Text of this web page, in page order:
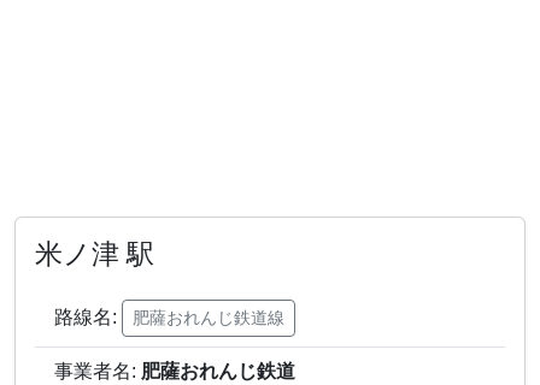
米ノ津 駅
路線名: 肥薩おれんじ鉄道線
事業者名: 肥薩おれんじ鉄道